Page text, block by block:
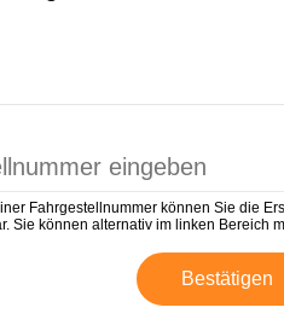
Fahrgestellnummer können Sie die
Sie können alternativ im linken Bereich
Bestätigen